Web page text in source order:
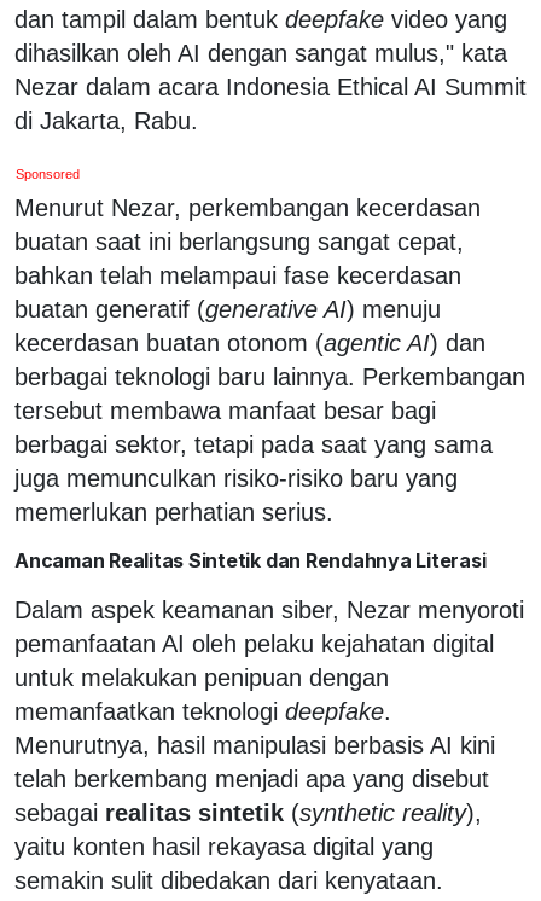
dan tampil dalam bentuk deepfake video yang
dihasilkan oleh AI dengan sangat mulus," kata
Nezar dalam acara Indonesia Ethical AI Summit
di Jakarta, Rabu.
Sponsored
Menurut Nezar, perkembangan kecerdasan
buatan saat ini berlangsung sangat cepat,
bahkan telah melampaui fase kecerdasan
buatan generatif (generative AI) menuju
kecerdasan buatan otonom (agentic AI) dan
berbagai teknologi baru lainnya. Perkembangan
tersebut membawa manfaat besar bagi
berbagai sektor, tetapi pada saat yang sama
juga memunculkan risiko-risiko baru yang
memerlukan perhatian serius.
Ancaman Realitas Sintetik dan Rendahnya Literasi
Dalam aspek keamanan siber, Nezar menyoroti
pemanfaatan AI oleh pelaku kejahatan digital
untuk melakukan penipuan dengan
memanfaatkan teknologi deepfake.
Menurutnya, hasil manipulasi berbasis AI kini
telah berkembang menjadi apa yang disebut
sebagai realitas sintetik (synthetic reality),
yaitu konten hasil rekayasa digital yang
semakin sulit dibedakan dari kenyataan.